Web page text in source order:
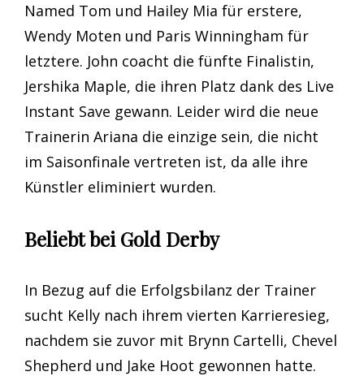
Named Tom und Hailey Mia für erstere,
Wendy Moten und Paris Winningham für
letztere. John coacht die fünfte Finalistin,
Jershika Maple, die ihren Platz dank des Live
Instant Save gewann. Leider wird die neue
Trainerin Ariana die einzige sein, die nicht
im Saisonfinale vertreten ist, da alle ihre
Künstler eliminiert wurden.
Beliebt bei Gold Derby
In Bezug auf die Erfolgsbilanz der Trainer
sucht Kelly nach ihrem vierten Karrieresieg,
nachdem sie zuvor mit Brynn Cartelli, Chevel
Shepherd und Jake Hoot gewonnen hatte.